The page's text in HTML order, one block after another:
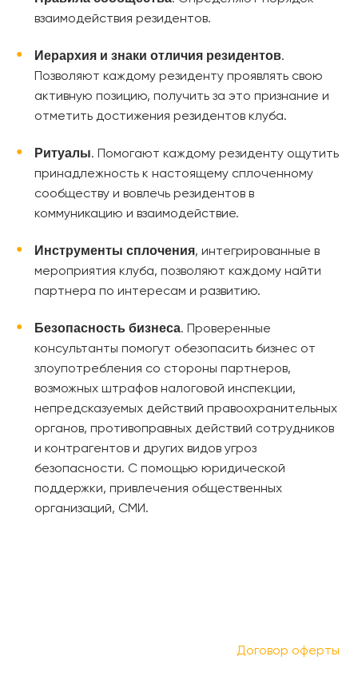
взаимодействия резидентов.
Иерархия и знаки отличия резидентов.
Позволяют каждому резиденту проявлять свою
активную позицию, получить за это признание и
отметить достижения резидентов клуба.
Ритуалы. Помогают каждому резиденту ощутить
принадлежность к настоящему сплоченному
сообществу и вовлечь резидентов в
коммуникацию и взаимодействие.
Инструменты сплочения, интегрированные в
мероприятия клуба, позволяют каждому найти
партнера по интересам и развитию.
Безопасность бизнеса. Проверенные
консультанты помогут обезопасить бизнес от
злоупотребления со стороны партнеров,
возможных штрафов налоговой инспекции,
непредсказуемых действий правоохранительных
органов, противоправных действий сотрудников
и контрагентов и других видов угроз
безопасности. С помощью юридической
поддержки, привлечения общественных
организаций, СМИ.
Договор оферты